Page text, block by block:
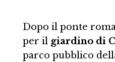
Dopo il ponte
per il giardino di
parco pubblico